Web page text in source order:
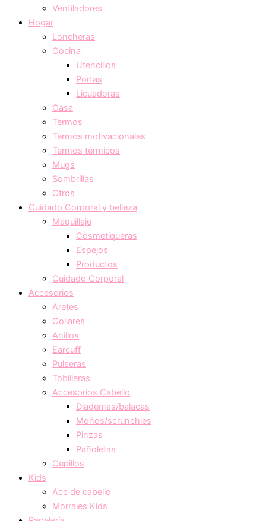
Ventiladores
Hogar
Loncheras
Cocina
Utencilios
Portas
Licuadoras
Casa
Termos
Termos motivacionales
Termos térmicos
Mugs
Sombrillas
Otros
Cuidado Corporal y belleza
Maquillaje
Cosmetiqueras
Espejos
Productos
Cuidado Corporal
Accesorios
Aretes
Collares
Anillos
Earcuff
Pulseras
Tobilleras
Accesorios Cabello
Diademas/balacas
Moños/scrunchies
Pinzas
Pañoletas
Cepillos
Kids
Acc de cabello
Morrales Kids